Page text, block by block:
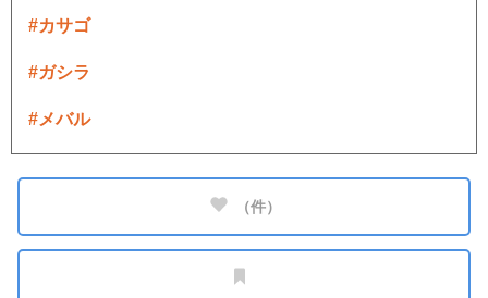
#カサゴ
#ガシラ
#メバル
（件）